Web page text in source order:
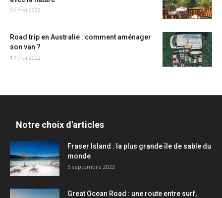
24 mai 2022
Road trip en Australie : comment aménager
son van ?
17 mai 2022
Notre choix d'articles
Fraser Island : la plus grande île de sable du
monde
5 septembre 2023
Great Ocean Road : une route entre surf,